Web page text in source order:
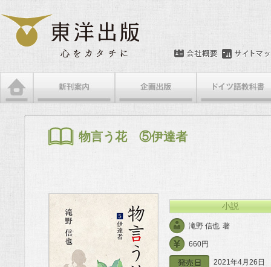
メインメニュー
メインコンテンツへ移動
サブコンテンツへ移動
物言う花 ⑤伊達者
小説
滝野 信也 著
660円
2021年4月26日